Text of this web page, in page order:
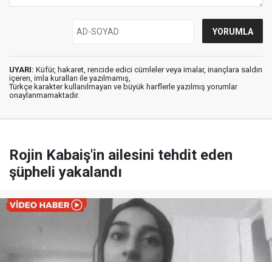
UYARI: Küfür, hakaret, rencide edici cümleler veya imalar, inançlara saldırı
içeren, imla kuralları ile yazılmamış,
Türkçe karakter kullanılmayan ve büyük harflerle yazılmış yorumlar
onaylanmamaktadır.
Rojin Kabaiş'in ailesini tehdit eden
şüpheli yakalandı